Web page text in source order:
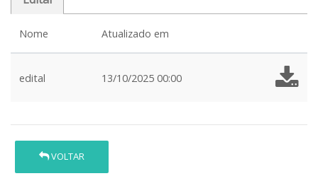
Nome Atualizado em
edital 13/10/2025 00:00
VOLTAR